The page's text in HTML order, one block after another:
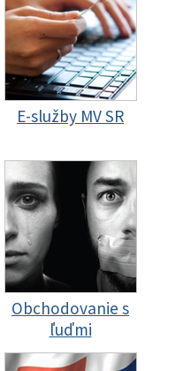
E-služby MV SR
Obchodovanie s
ľuďmi